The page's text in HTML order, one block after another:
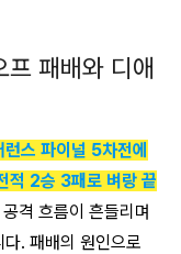
패배와 디애
스 파이널 5차전에
적 2승 3패로 벼랑 끝
격 흐름이 흔들리며
. 패배의 원인으로